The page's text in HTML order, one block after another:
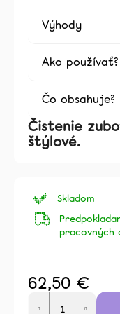
Výhody
Ako používať?
Čo obsahuje?
Čistenie
štýlové.
Skladom
pracovných
62,50 €
cena: